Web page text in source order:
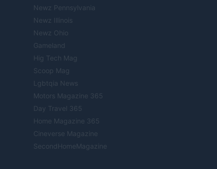
Newz Pennsylvania
Newz Illinois
Newz Ohio
Gameland
Hig Tech Mag
Scoop Mag
Lgbtqia News
Motors Magazine 365
Day Travel 365
Home Magazine 365
Cineverse Magazine
SecondHomeMagazine